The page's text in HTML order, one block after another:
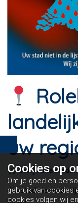
uw
Bekijk alle
Uw stad niet in de
Cookies op
Om je goed en
gebruik van cookies
cookies volgen wij